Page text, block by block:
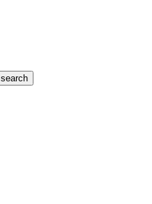
search